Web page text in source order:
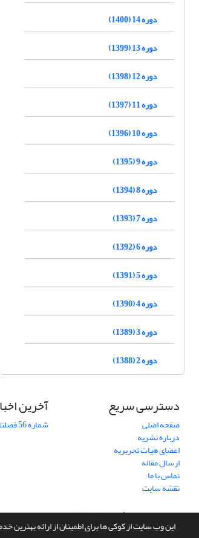
این وب سایت از کوکی ها برای اطمینان از ارائه بهترین
دوره 14 (1400)
دوره 13 (1399)
دوره 12 (1398)
دوره 11 (1397)
دوره 10 (1396)
دوره 9 (1395)
دوره 8 (1394)
دوره 7 (1393)
دوره 6 (1392)
دوره 5 (1391)
دوره 4 (1390)
دوره 3 (1389)
دوره 2 (1388)
دسترسی سریع
صفحه اصلی
درباره نشریه
اعضای هیات تحریریه
ارسال مقاله
تماس با ما
نقشه سایت
آخرین
شماره 56 فصلنامه راهبرد فرهنگ منتشر شد
سامانه مدیریت نشریات علمی.طراحی و پیاده سازی از